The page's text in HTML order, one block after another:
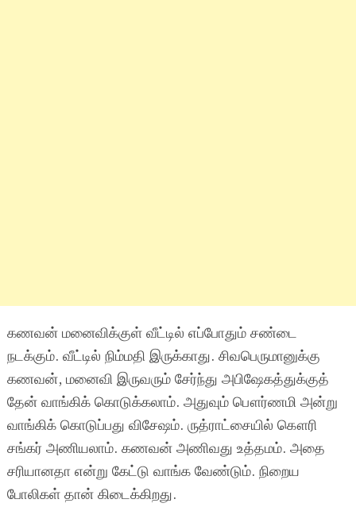
கணவன் மனைவிக்குள் வீட்டில் எப்போதும் சண்டை
நடக்கும். வீட்டில் நிம்மதி இருக்காது. சிவபெருமானுக்கு
கணவன், மனைவி இருவரும் சேர்ந்து அபிஷேகத்துக்குத்
தேன் வாங்கிக் கொடுக்கலாம். அதுவும் பௌர்ணமி அன்று
வாங்கிக் கொடுப்பது விசேஷம். ருத்ராட்சையில் கௌரி
சங்கர் அணியலாம். கணவன் அணிவது உத்தமம். அதை
சரியானதா என்று கேட்டு வாங்க வேண்டும். நிறைய
போலிகள் தான் கிடைக்கிறது.